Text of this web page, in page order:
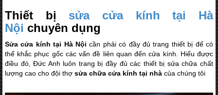
Thiết bị sửa cửa kính tại Hà
Nội chuyên dụng
Sửa cửa kính tại Hà Nộicần phải có đầy đủ trang thiết bị để có
thể khắc phục gốc các vấn đề liên quan đến cửa kính. Hiểu được
điều đó, Đức Anh luôn trang bị đầy đủ các thiết bị sửa chữa chất
lượng cao cho đội thợ sửa chữa cửa kính tại nhà của chúng tôi